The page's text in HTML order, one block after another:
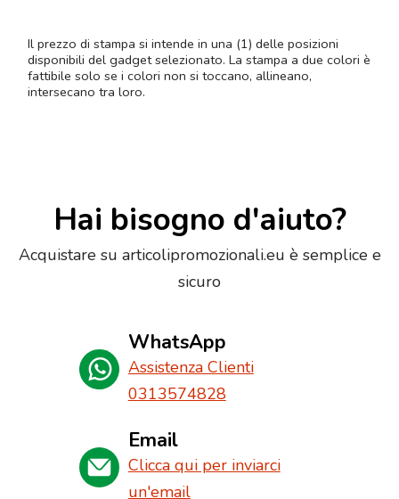
Il prezzo di stampa si intende in una (1) delle posizioni
disponibili del gadget selezionato. La stampa a due colori è
fattibile solo se i colori non si toccano, allineano,
intersecano tra loro.
Hai bisogno d'aiuto?
Acquistare su articolipromozionali.eu è semplice e
sicuro
WhatsApp
Assistenza Clienti
0313574828
Email
Clicca qui per inviarci
un'email